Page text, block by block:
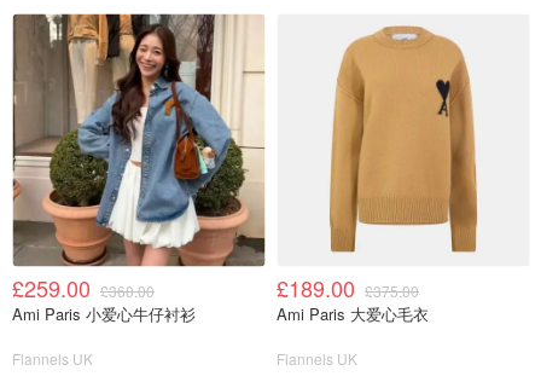
£259.00 £360.00
Ami Paris 小爱心牛仔衬衫
Flannels UK
£189.00 £375.00
Ami Paris 大爱心毛衣
Flannels UK